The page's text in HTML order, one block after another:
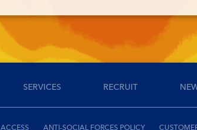
SERVICES RECRUIT
ACCESS ANTI-SOCIAL FORCES POLICY